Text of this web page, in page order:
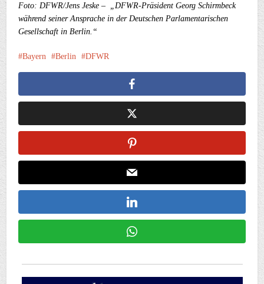
Foto: DFWR/Jens Jeske – „DFWR-Präsident Georg Schirmbeck
während seiner Ansprache in der Deutschen Parlamentarischen
Gesellschaft in Berlin.“
Bayern Berlin DFWR